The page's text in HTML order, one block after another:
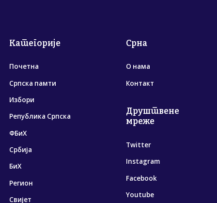
Категорије
Почетна
Српска памти
Избори
Република Српска
ФБиХ
Србија
БиХ
Регион
Свијет
Срна
О нама
Контакт
Друштвене
мреже
Twitter
Instagram
Facebook
Youtube